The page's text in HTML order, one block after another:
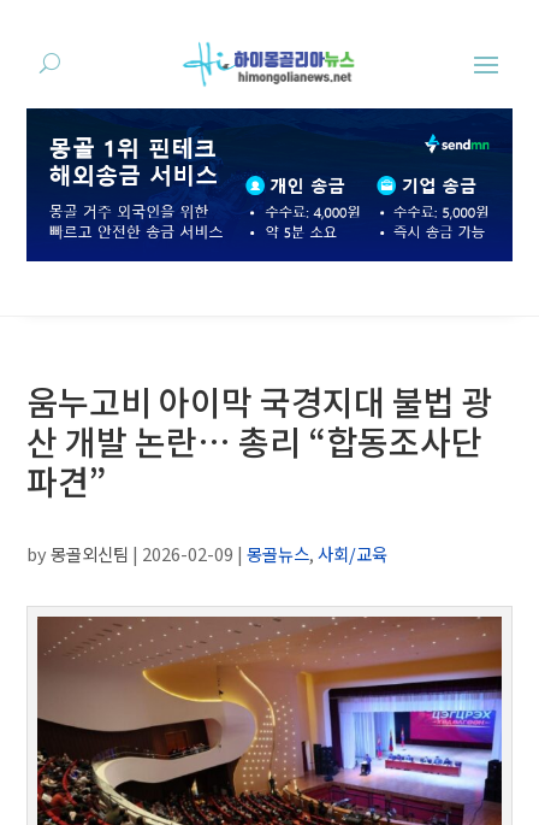
움누고비 아이막 국경지대 불법 광
산 개발 논란… 총리 “합동조사단
파견”
by몽골외신팀 | 2026-02-09 |몽골뉴스,사회/교육